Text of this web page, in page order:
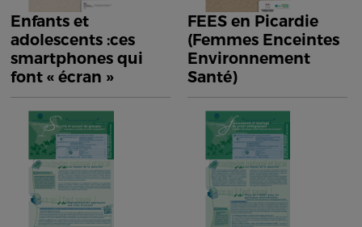
Enfants et
adolescents :ces
smartphones qui
font « écran »
FEES en Picardie
(Femmes Enceintes
Environnement
Santé)